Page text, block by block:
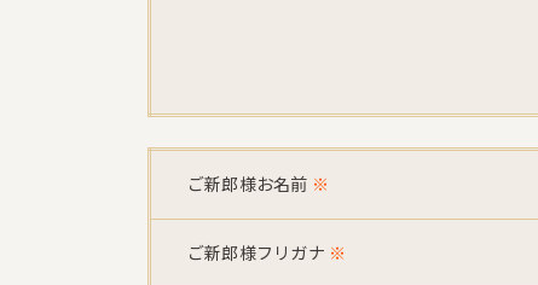
ご新郎様お名前 ※
ご新郎様フリガナ ※